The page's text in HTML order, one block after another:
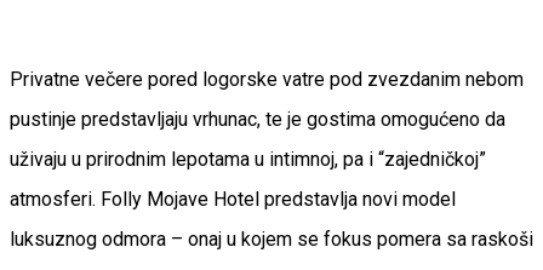
Privatne večere pored logorske vatre pod zvezdanim nebom
pustinje predstavljaju vrhunac, te je gostima omogućeno da
uživaju u prirodnim lepotama u intimnoj, pa i “zajedničkoj”
atmosferi. Folly Mojave Hotel predstavlja novi model
luksuznog odmora – onaj u kojem se fokus pomera sa raskoši